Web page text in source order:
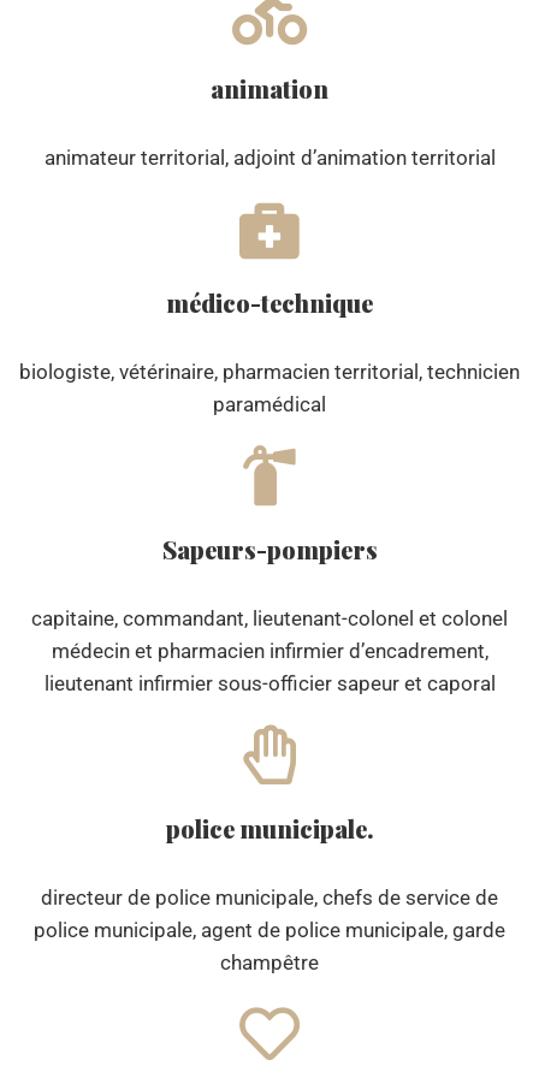
animation
animateur territorial, adjoint d’animation territorial
médico-technique
biologiste, vétérinaire, pharmacien territorial, technicien
paramédical
Sapeurs-pompiers
capitaine, commandant, lieutenant-colonel et colonel
médecin et pharmacien infirmier d’encadrement,
lieutenant infirmier sous-officier sapeur et caporal
police municipale.
directeur de police municipale, chefs de service de
police municipale, agent de police municipale, garde
champêtre